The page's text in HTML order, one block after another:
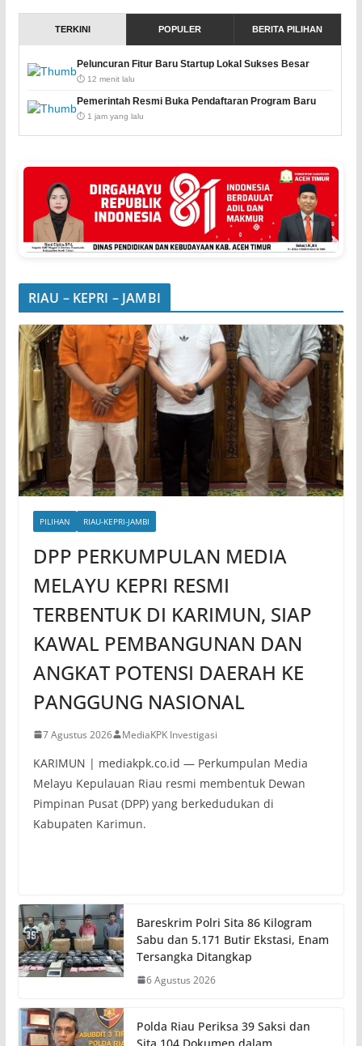
TERKINI POPULER BERITA PILIHAN
Peluncuran Fitur Baru Startup Lokal Sukses Besar
⏱️ 12 menit lalu
Pemerintah Resmi Buka Pendaftaran Program Baru
⏱️ 1 jam yang lalu
RIAU – KEPRI – JAMBI
PILIHAN RIAU-KEPRI-JAMBI
DPP PERKUMPULAN MEDIA
MELAYU KEPRI RESMI
TERBENTUK DI KARIMUN, SIAP
KAWAL PEMBANGUNAN DAN
ANGKAT POTENSI DAERAH KE
PANGGUNG NASIONAL
7 Agustus 2026 MediaKPK Investigasi
KARIMUN | mediakpk.co.id — Perkumpulan Media
Melayu Kepulauan Riau resmi membentuk Dewan
Pimpinan Pusat (DPP) yang berkedudukan di
Kabupaten Karimun.
Bareskrim Polri Sita 86 Kilogram
Sabu dan 5.171 Butir Ekstasi, Enam
Tersangka Ditangkap
6 Agustus 2026
Polda Riau Periksa 39 Saksi dan
Sita 104 Dokumen dalam